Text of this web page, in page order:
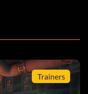
Trainers